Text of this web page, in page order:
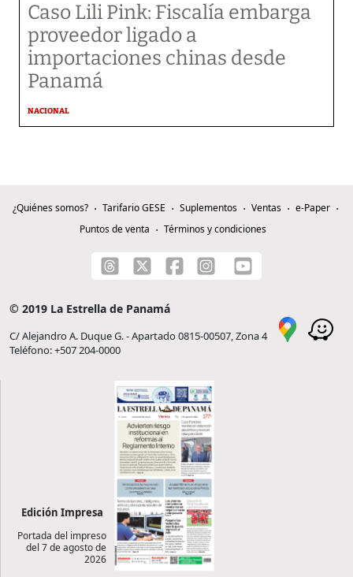
Caso Lili Pink: Fiscalía embarga
proveedor ligado a
importaciones chinas desde
Panamá
NACIONAL
¿Quiénes somos? Tarifario GESE Suplementos Ventas
e-Paper
Puntos de venta
Términos y condiciones
© 2019 La Estrella de Panamá
C/ Alejandro A. Duque G. - Apartado 0815-00507, Zona 4
Teléfono: +507 204-0000
Edición Impresa
Portada del impreso
del 7 de agosto de
2026